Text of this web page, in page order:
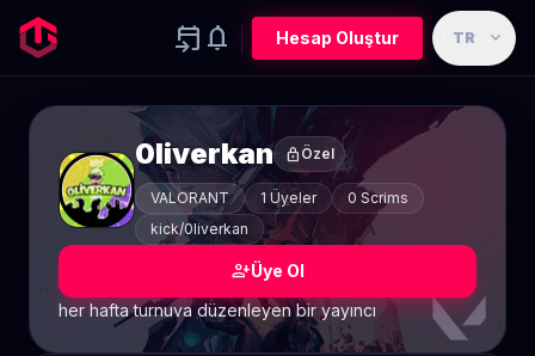
event_upcoming notifications Hesap Oluştur TR expand_more
0liverkan lock Özel
VALORANT 1 Üyeler
0 Scrims
kick/0liverkan
person_addÜye Ol
her hafta turnuva düzenleyen bir yayıncı